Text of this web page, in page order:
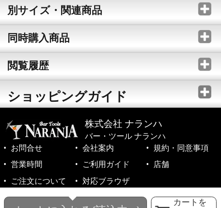
カートを
別サイズ・関連商品
同時購入商品
閲覧履歴
ショッピングガイド
株式会社 ナランハ
バー・ツール ナランハ
お問合せ
会社案内
規約・同意事項
営業時間
ご利用ガイド
店舗
ご注文について
対応ブラウザ
©1999-2026 NARANJA Inc. All Rights Reserved.